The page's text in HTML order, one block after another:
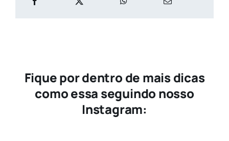
Fique por dentro de mais dicas
como essa seguindo nosso
Instagram: